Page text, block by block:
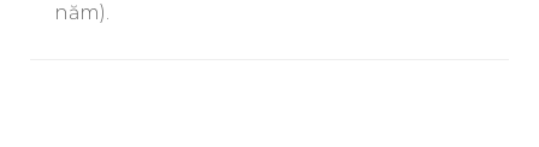
năm).